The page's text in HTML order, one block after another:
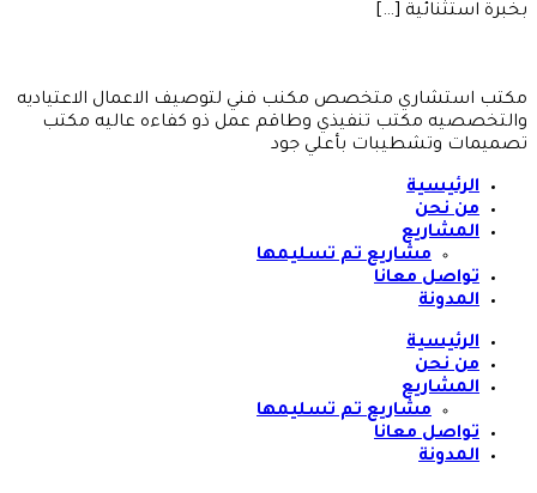
بخبرة استثنائية […]
مكتب استشاري متخصص مكنب فني لتوصيف الاعمال الاعتياديه
والتخصصيه مكتب تنفيذي وطاقم عمل ذو كفاءه عاليه مكتب
تصميمات وتشطيبات بأعلي جود
الرئيسية
من نحن
المشاريع
مشاريع تم تسليمها
تواصل معانا
المدونة
الرئيسية
من نحن
المشاريع
مشاريع تم تسليمها
تواصل معانا
المدونة